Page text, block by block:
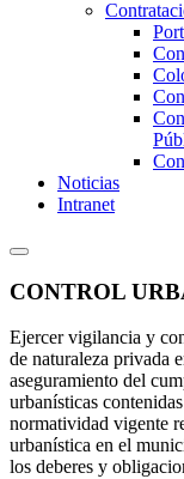
Noticias
Intranet
​CONTROL
​Ejercer vigilancia y
de naturaleza privada
aseguramiento del
urbanísticas
normatividad vigente
urbanística en el
los deberes y